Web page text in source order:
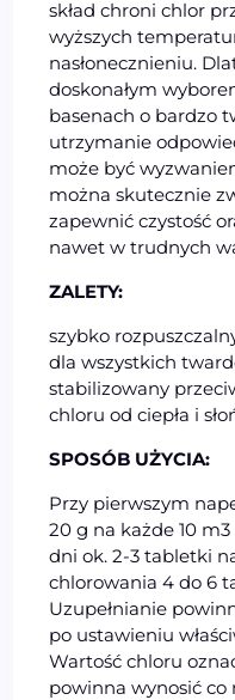
skład chroni chlor
wyższych
nasłonecznieniu.
doskonałym
basenach o bardzo
utrzymanie
może być
można skutecznie
zapewnić czystość
nawet w trudnych
ZALETY:
szybko
dla wszystkich
stabilizowany
chloru od ciepła i
SPOSÓB UŻYCIA:
Przy pierwszym
20 g na każde 10
dni ok. 2-3 tabletki
chlorowania 4 do 6
Uzupełnianie
po ustawieniu
Wartość chloru
powinna wynosić co